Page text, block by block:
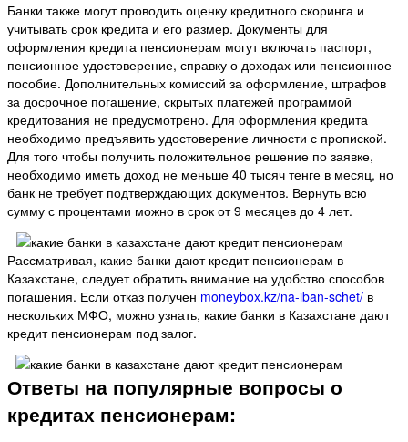
Банки также могут проводить оценку кредитного скоринга и
учитывать срок кредита и его размер. Документы для
оформления кредита пенсионерам могут включать паспорт,
пенсионное удостоверение, справку о доходах или пенсионное
пособие. Дополнительных комиссий за оформление, штрафов
за досрочное погашение, скрытых платежей программой
кредитования не предусмотрено. Для оформления кредита
необходимо предъявить удостоверение личности с пропиской.
Для того чтобы получить положительное решение по заявке,
необходимо иметь доход не меньше 40 тысяч тенге в месяц, но
банк не требует подтверждающих документов. Вернуть всю
сумму с процентами можно в срок от 9 месяцев до 4 лет.
Рассматривая, какие банки дают кредит пенсионерам в
Казахстане, следует обратить внимание на удобство способов
погашения. Если отказ получен moneybox.kz/na-iban-schet/ в
нескольких МФО, можно узнать, какие банки в Казахстане дают
кредит пенсионерам под залог.
Ответы на популярные вопросы о
кредитах пенсионерам: